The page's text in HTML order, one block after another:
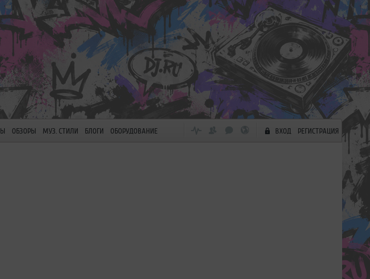
ОБЗОРЫ МУЗ. СТИЛИ БЛОГИ ОБОРУДОВАНИЕ ВХОД РЕГИСТРАЦИЯ